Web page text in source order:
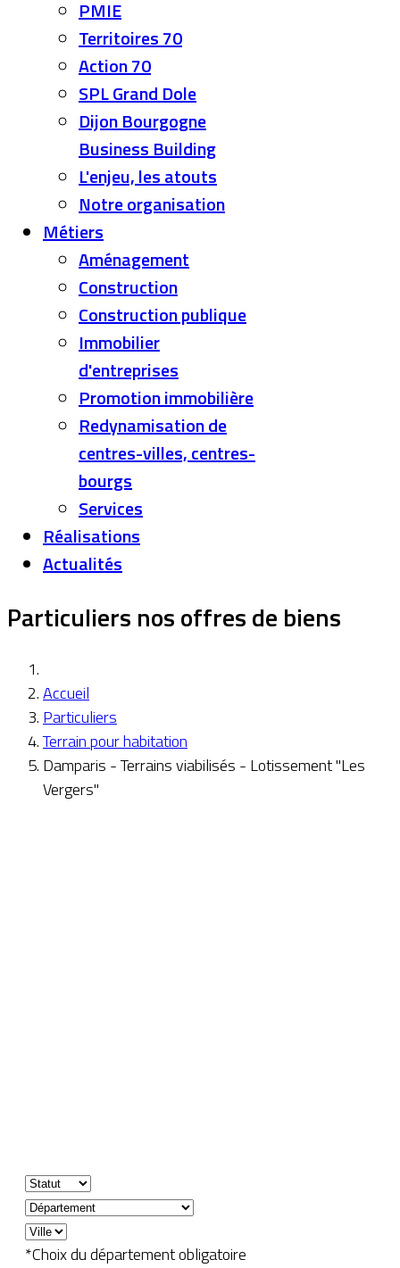
PMIE
Territoires 70
Action 70
SPL Grand Dole
Dijon Bourgogne
Business Building
L'enjeu, les atouts
Notre organisation
Métiers
Aménagement
Construction
Construction publique
Immobilier
d'entreprises
Promotion immobilière
Redynamisation de
centres-villes, centres-
bourgs
Services
Réalisations
Actualités
Particuliers nos offres de biens
Accueil
Particuliers
Terrain pour habitation
Damparis - Terrains viabilisés - Lotissement "Les
Vergers"
*Choix du département obligatoire